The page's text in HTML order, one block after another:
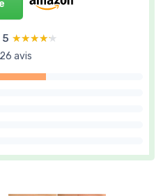
5 ★★★★★
★★★★★
avis